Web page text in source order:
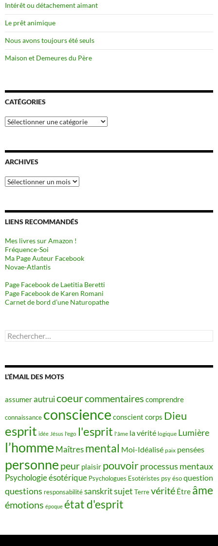
Intérêt ou détachement aimant
Le prêt animique
Nous avons toujours été seuls
Maison et Demeures du Père
CATÉGORIES
Catégories
ARCHIVES
Archives
LIENS RECOMMANDÉS
Mes livres sur Amazon !
Fréquence-Soi
Ma Page Auteur Facebook
Novae-Atlantis
Page Facebook de Laetitia Beretti
Page Facebook de Karen Romani
Carnet de bord d’une Naturopathe
Rechercher :
L’ÉMAIL DES MOTS
assumerautruicoeurcommentaires comprendre
connaissance conscience conscient corps Dieu
esprit idée Jésus l'ego l'esprit l'âme la vérité logique Lumière
l’homme Maîtres mental Moi-Idéalisé paix pensées
personne peur plaisir pouvoirprocessus mentaux
Psychologie ésotérique Psychologues Esotéristes psy ésoquestion
questions responsabilitésanskritsujet Terrevérité Être âme
émotions époque état d'esprit